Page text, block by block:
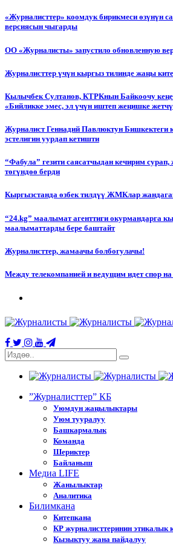
«Журналисттер» коомдук бирикмеси өзүнүн
версиясын чыгарды
ОО «Журналисты» запустило обновленную
Журналисттер үчүн кыргыз тилинде жаңы
Кылычбек Султанов, КТРКнын Байкоочу
«Бийликке эмес, эл үчүн иштеп жеңишке жетчү
Журналист Геннадий Павлюктун Бишкектеги
эстелигин уурдап кетишти
“Фабула” гезити саясатчыдан кечирим
төгүндөө берди
Кыргызстанда өзбек тилдүү ЖМКлар
“24.kg” маалымат агенттиги окурмандарга
маалыматтарды бере баштайт
Журналисттер, жамаачы болбогулачы!
Между телекомпанией и ведущим идет спор на
”Журналисттер” КБ
Уюмдун жаңылыктары
Уюм тууралуу
Башкармалык
Команда
Шериктер
Байланыш
Медиа LIFE
Жанылыктар
Аналитика
Билимкана
Китепкана
КР журналисттеринин этикалык
Кызыктуу жана пайдалуу